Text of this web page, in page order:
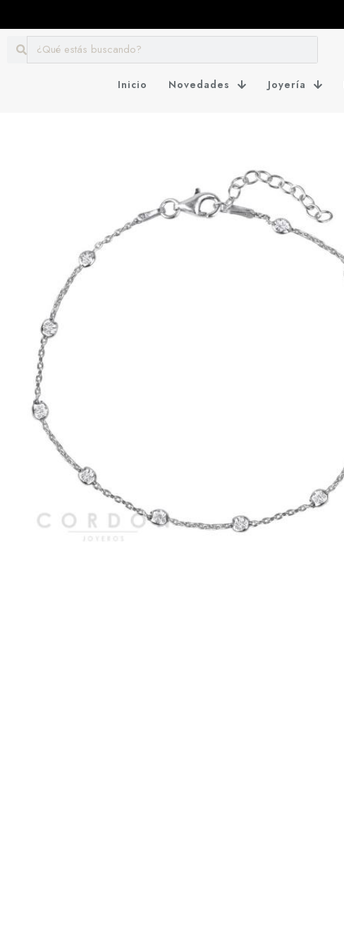
Inicio Novedades Joyería